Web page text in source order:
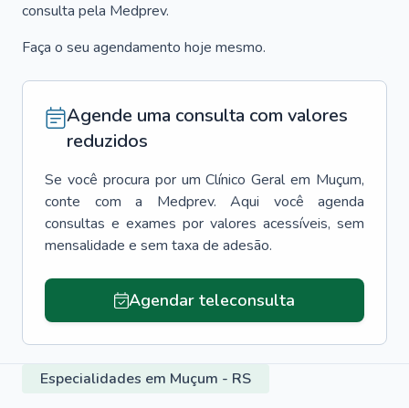
consulta pela Medprev.
Faça o seu agendamento hoje mesmo.
Agende uma consulta com valores
reduzidos
Se você procura por um Clínico Geral em Muçum,
conte com a Medprev. Aqui você agenda
consultas e exames por valores acessíveis, sem
mensalidade e sem taxa de adesão.
Agendar teleconsulta
Especialidades em Muçum - RS